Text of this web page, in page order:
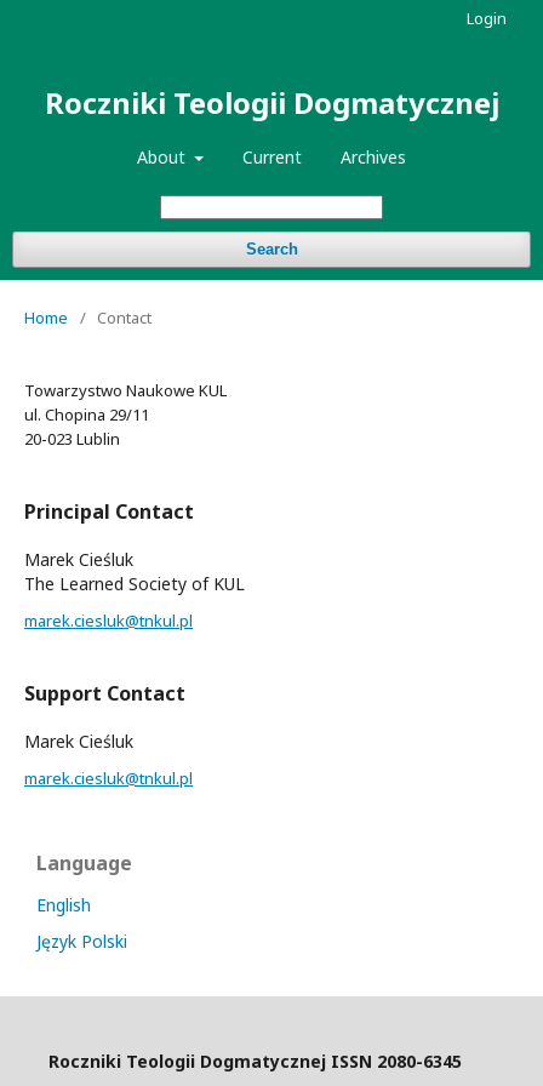
Roczniki Teologii Dogmatycznej
About Current Archives
Search
Login
Home / Contact
Towarzystwo Naukowe KUL
ul. Chopina 29/11
20-023 Lublin
Principal Contact
Marek Cieśluk
The Learned Society of KUL
marek.ciesluk@tnkul.pl
Support Contact
Marek Cieśluk
marek.ciesluk@tnkul.pl
Language
English
Język Polski
Roczniki Teologii Dogmatycznej ISSN 2080-6345